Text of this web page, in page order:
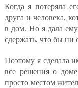
Когда я потеряла
друга и человека,
в дом. Но я дала
сдержать, что бы ни
Поэтому я сделала
все решения о
просто местом